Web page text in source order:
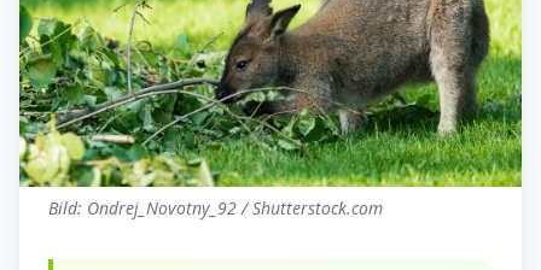
Bild: Ondrej_Novotny_92 / Shutterstock.com